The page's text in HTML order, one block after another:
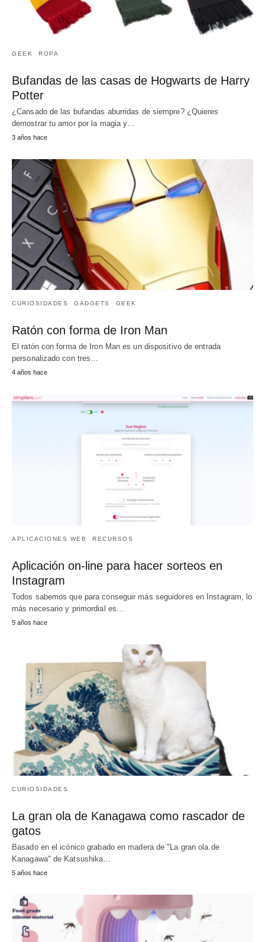
GEEK ROPA
Bufandas de las casas de Hogwarts de Harry
Potter
¿Cansado de las bufandas aburridas de siempre? ¿Quieres
demostrar tu amor por la magia y…
3 años hace
CURIOSIDADES GADGETS GEEK
Ratón con forma de Iron Man
El ratón con forma de Iron Man es un dispositivo de entrada
personalizado con tres…
4 años hace
APLICACIONES WEB RECURSOS
Aplicación on-line para hacer sorteos en
Instagram
Todos sabemos que para conseguir más seguidores en Instagram, lo
más necesario y primordial es…
5 años hace
CURIOSIDADES
La gran ola de Kanagawa como rascador de
gatos
Basado en el icónico grabado en madera de "La gran ola de
Kanagawa" de Katsushika…
5 años hace